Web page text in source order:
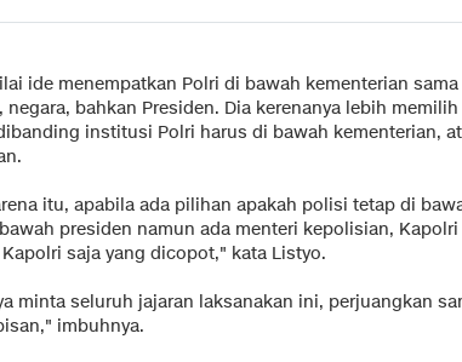
ide menempatkan Polri di bawah kementerian
negara, bahkan Presiden. Dia kerenanya lebih
institusi Polri harus di bawah kementerian,
itu, apabila ada pilihan apakah polisi tetap di
presiden namun ada menteri kepolisian,
saja yang dicopot," kata Listyo.
minta seluruh jajaran laksanakan ini, perjuangkan
imbuhnya.